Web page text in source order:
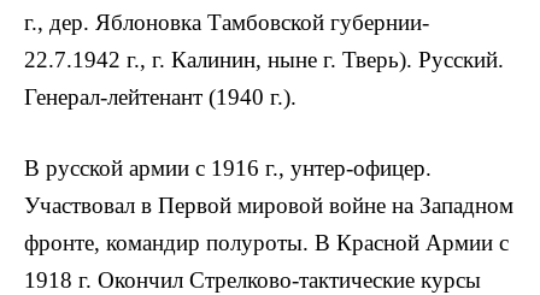
г., дер. Яблоновка Тамбовской губернии-
22.7.1942 г., г. Калинин, ныне г. Тверь). Русский.
Генерал-лейтенант (1940 г.).
В русской армии с 1916 г., унтер-офицер.
Участвовал в Первой мировой войне на Западном
фронте, командир полуроты. В Красной Армии с
1918 г. Окончил Стрелково-тактические курсы